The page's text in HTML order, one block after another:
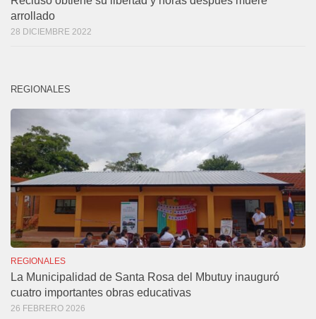
arrollado
28 DICIEMBRE 2022
REGIONALES
REGIONALES
La Municipalidad de Santa Rosa del Mbutuy inauguró
cuatro importantes obras educativas
26 FEBRERO 2026